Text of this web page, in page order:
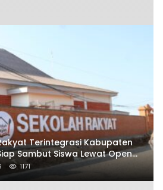
Terintegrasi Kabupaten
Sambut Siswa Lewat Open
MPLS
1171